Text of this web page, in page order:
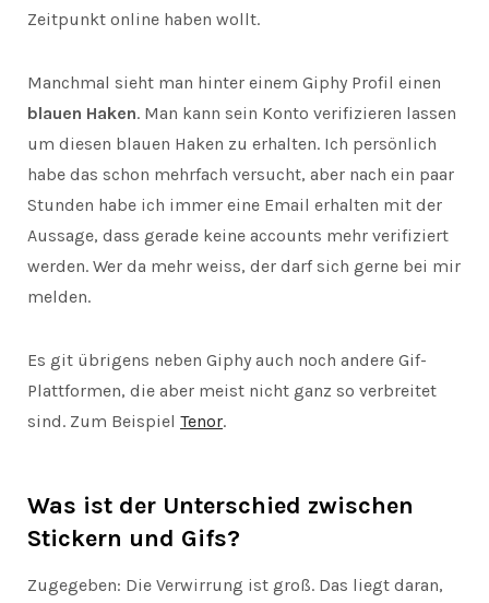
Zeitpunkt online haben wollt.
Manchmal sieht man hinter einem Giphy Profil einen
blauen Haken. Man kann sein Konto verifizieren lassen
um diesen blauen Haken zu erhalten. Ich persönlich
habe das schon mehrfach versucht, aber nach ein paar
Stunden habe ich immer eine Email erhalten mit der
Aussage, dass gerade keine accounts mehr verifiziert
werden. Wer da mehr weiss, der darf sich gerne bei mir
melden.
Es git übrigens neben Giphy auch noch andere Gif-
Plattformen, die aber meist nicht ganz so verbreitet
sind. Zum Beispiel Tenor.
Was ist der Unterschied zwischen
Stickern und Gifs?
Zugegeben: Die Verwirrung ist groß. Das liegt daran,